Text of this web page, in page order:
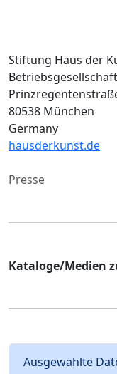
Stiftung Haus der
80538 München
Germany
hausderkunst.de
Presse
Kataloge/Medien
Ausgewählte